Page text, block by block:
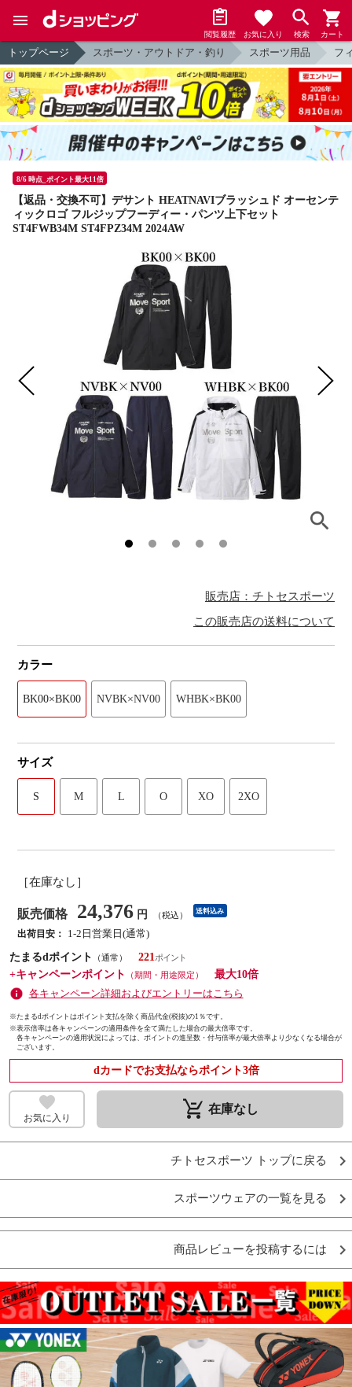
閲覧履歴 お気に入り 検索 カート
トップページ スポーツ・アウトドア・釣り スポーツ用品 フ
8/6 時点_ポイント最大11倍
【返品・交換不可】デサント HEATNAVIブラッシュド オーセンテ
ィックロゴ フルジップフーディー・パンツ上下セット
ST4FWB34M ST4FPZ34M 2024AW
販売店：チトセスポーツ
この販売店の送料について
カラー
BK00×BK00 NVBK×NV00 WHBK×BK00
サイズ
S M L O XO 2XO
［在庫なし］
販売価格 24,376 円 （税込） 送料込み
出荷目安：
1-2日営業日(通常)
たまるdポイント
（通常）
221
+キャンペーンポイント
（期間・用途限定）
最大10倍
各キャンペーン詳細およびエントリーはこちら
※たまるdポイントはポイント支払を除く商品代金(税抜)の1％です。
※表示倍率は各キャンペーンの適用条件を全て満たした場合の最大倍率です。
各キャンペーンの適用状況によっては、ポイントの進呈数・付与倍率が最大倍率より少なくなる場合が
ございます。
dカードでお支払ならポイント3倍
お気に入り remove_shopping_cart 在庫なし
チトセスポーツ トップに戻る
スポーツウェアの一覧を見る
商品レビューを投稿するには